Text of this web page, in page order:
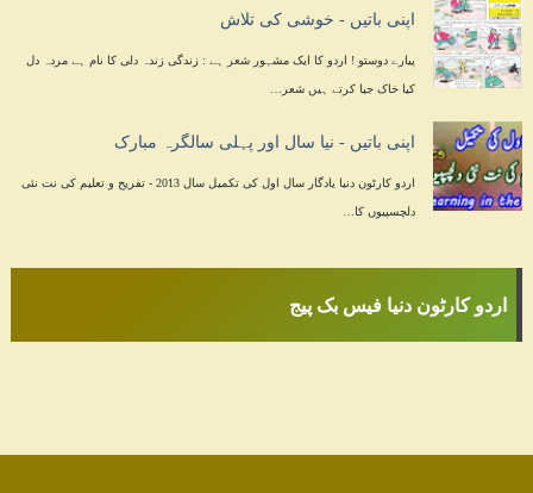
اپنی باتیں - خوشی کی تلاش
پیارے دوستو ! اردو کا ایک مشہور شعر ہے : زندگی زندہ دلی کا نام ہے مردہ دل
کیا خاک جیا کرتے ہیں شعر…
اپنی باتیں - نیا سال اور پہلی سالگرہ مبارک
اردو کارٹون دنیا یادگار سال اول کی تکمیل سال 2013 - تفریح و تعلیم کی نت نئی
دلچسپیوں کا…
اردو کارٹون دنیا فیس بک پیج